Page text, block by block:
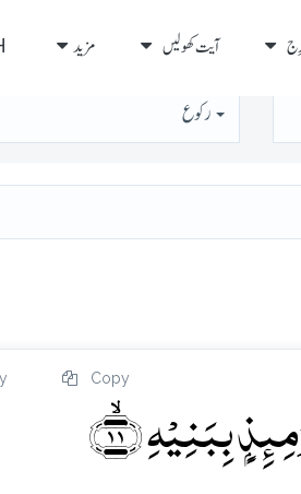
آیت کھولیں مزید
رُكوع
Copy
بِبَنِیۡہِ ﴿ۙ۱۱﴾